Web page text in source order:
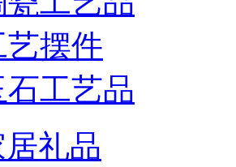
艺摆件
石工艺品
礼品